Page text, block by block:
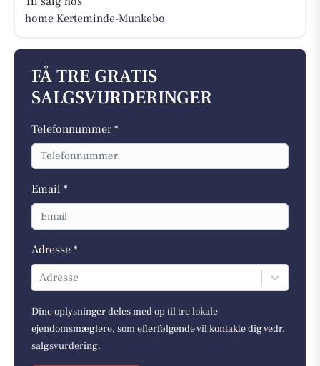
home Kerteminde-Munkebo
FÅ TRE GRATIS
SALGSVURDERINGER
Telefonnummer *
Email *
Adresse *
Adresse
Dine oplysninger deles med op til tre lokale
ejendomsmæglere, som efterfølgende vil kontakte dig vedr.
salgsvurdering.